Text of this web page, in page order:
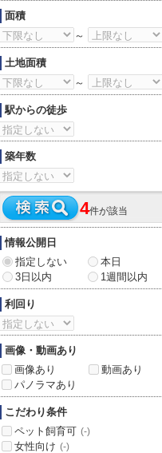
面積
～
土地面積
～
駅からの徒歩
築年数
4件が該当
情報公開日
指定しない
本日
3日以内
1週間以内
利回り
画像・動画あり
画像あり
動画あり
パノラマあり
こだわり条件
ペット飼育可 (-)
女性向け (-)